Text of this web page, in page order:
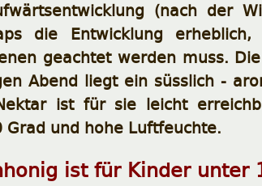
(nach der
die Entwicklung
geachtet werden muss.
Abend liegt ein süsslich -
ist für sie leicht
und hohe Luftfeuchte.
ist für Kinder